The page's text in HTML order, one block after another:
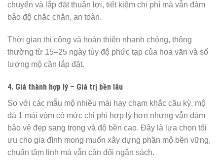
chuyển và lắp đặt thuận lợi, tiết kiệm chi phí mà vẫn đảm
bảo độ chắc chắn, an toàn.
Thời gian thi công và hoàn thiện nhanh chóng, thông
thường từ 15–25 ngày tùy độ phức tạp của hoa văn và số
lượng mộ cần lắp đặt.
4. Giá thành hợp lý – Giá trị bền lâu
So với các mẫu mộ nhiều mái hay chạm khắc cầu kỳ, mộ
đá 1 mái vòm có mức chi phí hợp lý hơn nhưng vẫn đảm
bảo vẻ đẹp sang trọng và độ bền cao. Đây là lựa chọn tối
ưu cho gia đình mong muốn xây dựng phần mộ bền vững,
chuẩn tâm linh mà vẫn cân đối ngân sách.